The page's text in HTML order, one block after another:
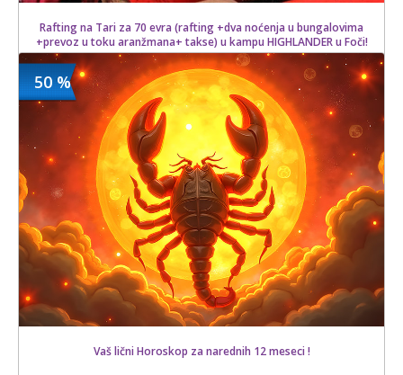
Rafting na Tari za 70 evra (rafting +dva noćenja u bungalovima
+prevoz u toku aranžmana+ takse) u kampu HIGHLANDER u Foči!
Kupljeno
19 kom.
800.00 din
50 %
Vaš lični Horoskop za narednih 12 meseci !